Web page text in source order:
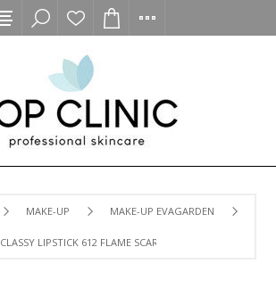
MAKE-UP MAKE-UP EVAGARDEN
CLASSY LIPSTICK 612 FLAME SCARLET